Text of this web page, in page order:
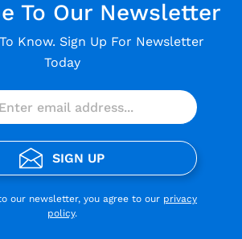
To Our Newsletter
Know. Sign Up For Newsletter
Today
SIGN UP
our newsletter, you agree to our privacy
policy.